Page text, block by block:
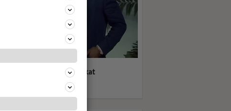
Tyyligurut: Miami Vice -
Kengät ilman sukkia! Reiskat
silmillä! Puvun alla vain t-